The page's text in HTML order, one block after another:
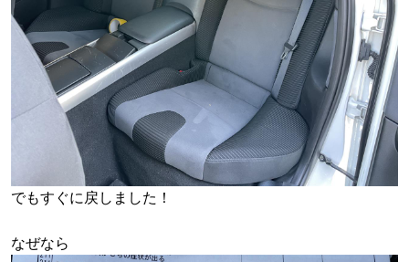
でもすぐに戻しました！
なぜなら